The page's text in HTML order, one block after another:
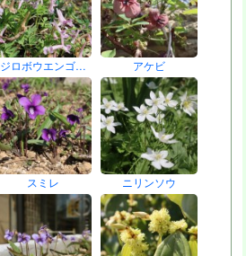
ジロボウエンゴ… アケビ
スミレ ニリンソウ